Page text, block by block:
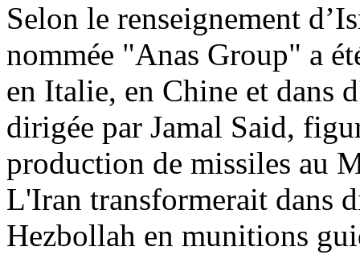
Selon le renseignement
nommée "Anas Group" a
en Italie, en Chine et dans
dirigée par Jamal Said,
production de missiles au
L'Iran transformerait dans
Hezbollah en munitions